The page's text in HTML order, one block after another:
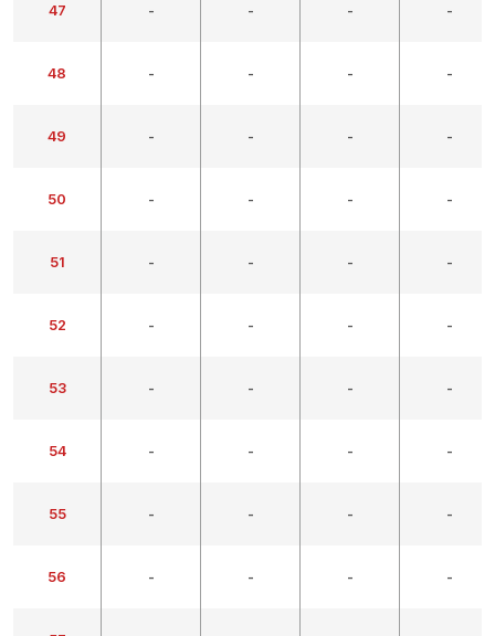
47 - - - -
48 - - - -
49 - - - -
50 - - - -
51 - - - -
52 - - - -
53 - - - -
54 - - - -
55 - - - -
56 - - - -